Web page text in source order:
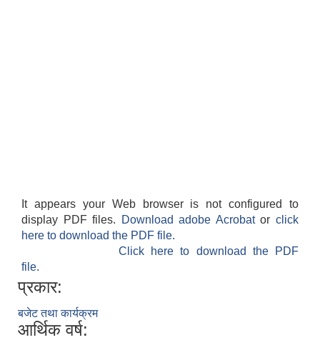
It appears your Web browser is not configured to
display PDF files.
Download adobe Acrobatorclick
here to download the PDF file.
Click here to download the PDF
file.
प्रकार:
बजेट तथा कार्यक्रम
आर्थिक वर्ष: